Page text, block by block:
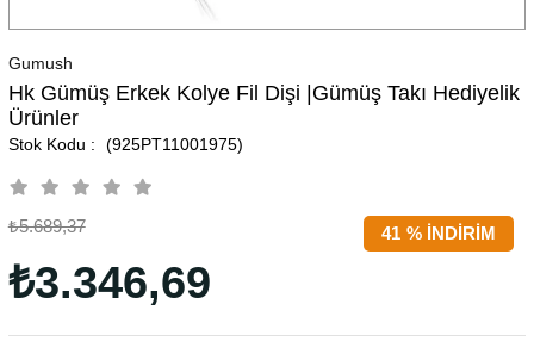
Gumush
Hk Gümüş Erkek Kolye Fil Dişi |Gümüş Takı Hediyelik
Ürünler
(925PT11001975)
%
41 İNDIRIM
₺5.689,37
₺3.346,69